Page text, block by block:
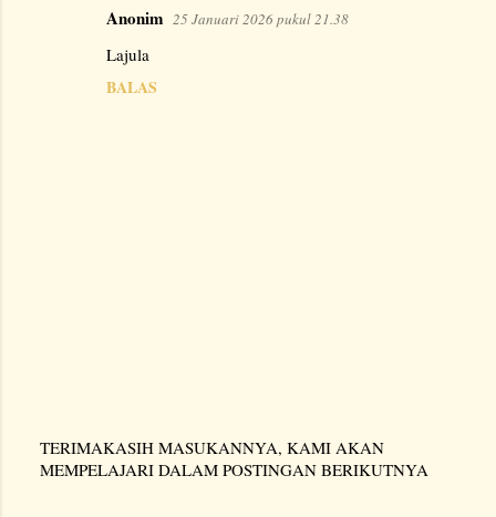
Anonim 25 Januari 2026 pukul 21.38
Lajula
BALAS
P
TERIMAKASIH MASUKANNYA, KAMI AKAN
MEMPELAJARI DALAM POSTINGAN BERIKUTNYA